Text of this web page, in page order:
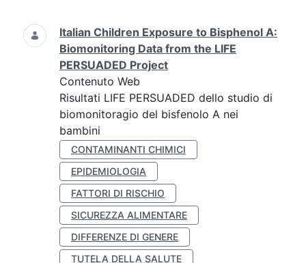
Ricerca
Italian Children Exposure to Bisphenol A:
Biomonitoring Data from the LIFE
PERSUADED Project
Contenuto Web
Risultati LIFE PERSUADED dello studio di
biomonitoragio del bisfenolo A nei
bambini
CONTAMINANTI CHIMICI
EPIDEMIOLOGIA
FATTORI DI RISCHIO
SICUREZZA ALIMENTARE
DIFFERENZE DI GENERE
TUTELA DELLA SALUTE